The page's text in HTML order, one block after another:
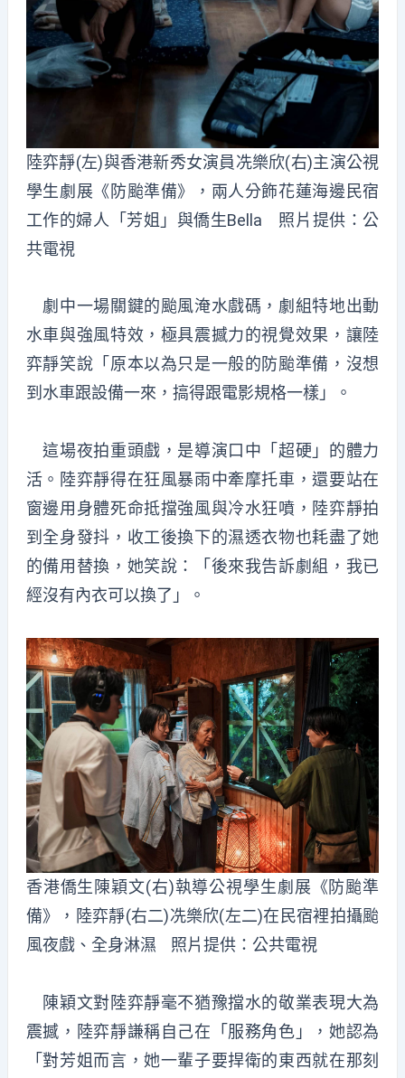
陸弈靜(左)與香港新秀女演員冼樂欣(右)主演公視
學生劇展《防颱準備》，兩人分飾花蓮海邊民宿
工作的婦人「芳姐」與僑生Bella 照片提供：公
共電視
劇中一場關鍵的颱風淹水戲碼，劇組特地出動
水車與強風特效，極具震撼力的視覺效果，讓陸
弈靜笑說「原本以為只是一般的防颱準備，沒想
到水車跟設備一來，搞得跟電影規格一樣」。
這場夜拍重頭戲，是導演口中「超硬」的體力
活。陸弈靜得在狂風暴雨中牽摩托車，還要站在
窗邊用身體死命抵擋強風與冷水狂噴，陸弈靜拍
到全身發抖，收工後換下的濕透衣物也耗盡了她
的備用替換，她笑說：「後來我告訴劇組，我已
經沒有內衣可以換了」。
香港僑生陳穎文(右)執導公視學生劇展《防颱準
備》，陸弈靜(右二)冼樂欣(左二)在民宿裡拍攝颱
風夜戲、全身淋濕 照片提供：公共電視
陳穎文對陸弈靜毫不猶豫擋水的敬業表現大為
震撼，陸弈靜謙稱自己在「服務角色」，她認為
「對芳姐而言，她一輩子要捍衛的東西就在那刻